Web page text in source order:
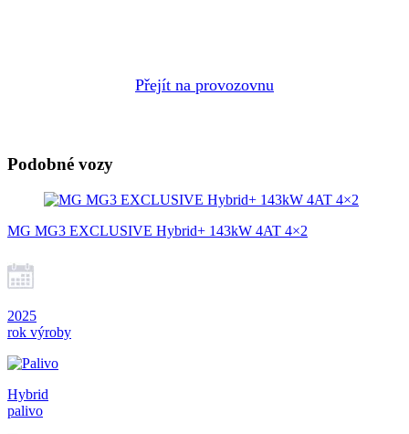
Přejít na provozovnu
Podobné vozy
MG MG3 EXCLUSIVE Hybrid+ 143kW 4AT 4×2
2025
rok výroby
Hybrid
palivo